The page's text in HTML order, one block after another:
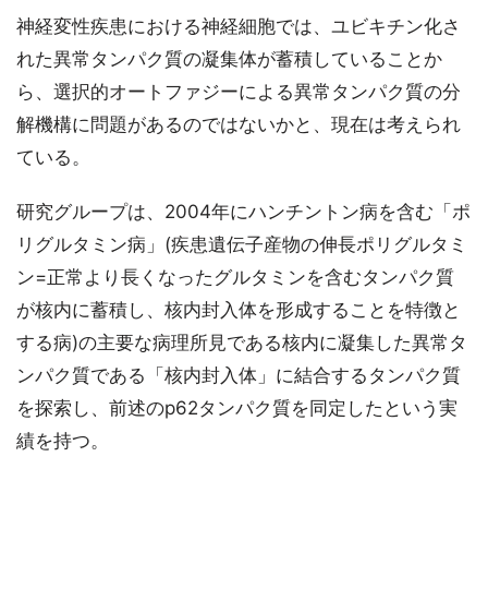
神経変性疾患における神経細胞では、ユビキチン化さ
れた異常タンパク質の凝集体が蓄積していることか
ら、選択的オートファジーによる異常タンパク質の分
解機構に問題があるのではないかと、現在は考えられ
ている。
研究グループは、2004年にハンチントン病を含む「ポ
リグルタミン病」(疾患遺伝子産物の伸長ポリグルタミ
ン=正常より長くなったグルタミンを含むタンパク質
が核内に蓄積し、核内封入体を形成することを特徴と
する病)の主要な病理所見である核内に凝集した異常タ
ンパク質である「核内封入体」に結合するタンパク質
を探索し、前述のp62タンパク質を同定したという実
績を持つ。